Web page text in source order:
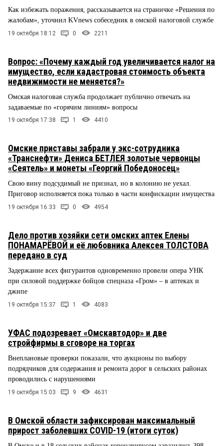
Как избежать поражения, рассказывается на страничке «Решения по
жалобам», уточнил KVnews собеседник в омской налоговой службе
19 октября 18:12 0 2211
Вопрос: «Почему каждый год увеличивается налог на
имущество, если кадастровая стоимость объекта
недвижимости не меняется?»
Омская налоговая служба продолжает публично отвечать на
задаваемые по «горячим линиям» вопросы
19 октября 17:38 1 4410
Омские приставы забрали у экс-сотрудника
«Транснефти» Дениса БЕТЛЕЯ золотые червонцы
«Сеятель» и монеты «Георгий Победоносец»
Свою вину подсудимый не признал, но в колонию не уехал.
Приговор исполняется пока только в части конфискации имущества
19 октября 16:33 0 4954
Дело против хозяйки сети омских аптек Елены
ПОНАМАРЁВОЙ и её любовника Алексея ТОЛСТОВА
передано в суд
Задержание всех фигурантов одновременно провели опера УНК
при силовой поддержке бойцов спецназа «Гром» – в аптеках и
джипе
19 октября 15:37 1 4083
УФАС подозревает «Омскавтодор» и две
стройфирмы в сговоре на торгах
Внеплановые проверки показали, что аукционы по выбору
подрядчиков для содержания и ремонта дорог в сельских районах
проводились с нарушениями
19 октября 15:03 9 4631
В Омской области зафиксирован максимальный
прирост заболевших COVID-19 (итоги суток)